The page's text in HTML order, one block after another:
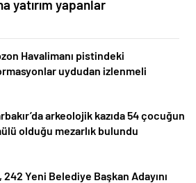
yatırım yapanlar
Havalimanı pistindeki
uydudan izlenmeli
arkeolojik kazıda 54 çocuğun
olduğu mezarlık bulundu
242 Yeni Belediye Başkan Adayını